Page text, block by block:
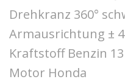
Drehkranz 360°
Armausrichtung ±
Kraftstoff Benzin 13
Motor Honda